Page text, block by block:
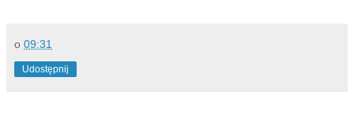
o 09:31
Udostępnij